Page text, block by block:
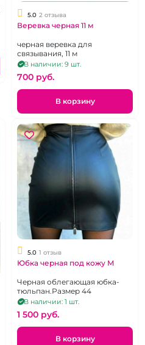
5.0 2 отзыва
Веревка черная 11 м
черная веревка для
связывания, 11 м
В наличии: 9 шт.
700 pуб.
В корзину
5.0 1 отзыв
Юбка черная под кожу М
Черная облегающая юбка-
тюльпан.Размер 44
В наличии: 1 шт.
1 500 pуб.
В корзину